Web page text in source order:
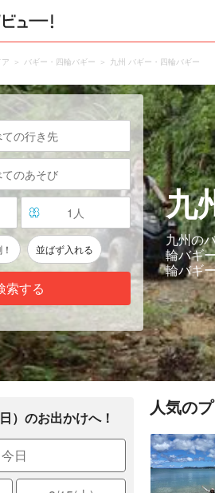
バギー・四輪バギー 九州 バギー・四輪バギー
の行き先
のあそび
1 人
並ばず入れる
索する
九
九州の
輪バギ
輪バギ
）のお出かけへ！
今日
人気の